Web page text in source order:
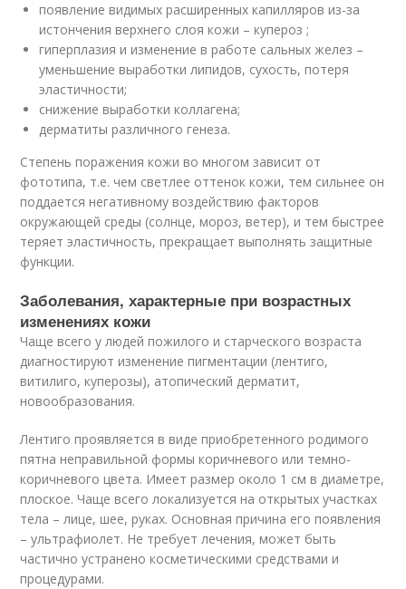
появление видимых расширенных капилляров из-за
истончения верхнего слоя кожи – купероз ;
гиперплазия и изменение в работе сальных желез –
уменьшение выработки липидов, сухость, потеря
эластичности;
снижение выработки коллагена;
дерматиты различного генеза.
Степень поражения кожи во многом зависит от
фототипа, т.е. чем светлее оттенок кожи, тем сильнее он
поддается негативному воздействию факторов
окружающей среды (солнце, мороз, ветер), и тем быстрее
теряет эластичность, прекращает выполнять защитные
функции.
Заболевания, характерные при возрастных
изменениях кожи
Чаще всего у людей пожилого и старческого возраста
диагностируют изменение пигментации (лентиго,
витилиго, куперозы), атопический дерматит,
новообразования.
Лентиго проявляется в виде приобретенного родимого
пятна неправильной формы коричневого или темно-
коричневого цвета. Имеет размер около 1 см в диаметре,
плоское. Чаще всего локализуется на открытых участках
тела – лице, шее, руках. Основная причина его появления
– ультрафиолет. Не требует лечения, может быть
частично устранено косметическими средствами и
процедурами.